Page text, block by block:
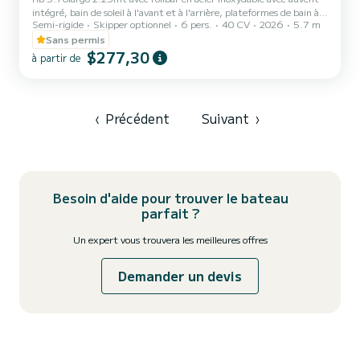
intégré, bain de soleil à l'avant et à l'arrière, plateformes de bain à
l'arrière avec échelle de remontée, équipé également d'une douche
Semi-rigide Skipper optionnel 6 pers. 40 CV 2026
5.7 m
Sans permis
à partir de $277,30
‹ Précédent Suivant ›
Besoin d'aide pour trouver le bateau
parfait ?
Un expert vous trouvera les meilleures offres
Demander un devis